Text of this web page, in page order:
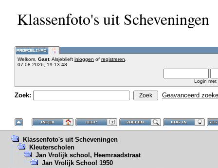
Klassenfoto's uit Scheveningen
Welkom, Gast. Alsjeblieft inloggen of registreren
07-08-2026, 19:13:48
Login met
Zoek: Geavanceerd
Klassenfoto's uit Scheveningen
Kleuterscholen
Jan Vrolijk school, Heemraadstraat
Jan Vrolijk School 1950